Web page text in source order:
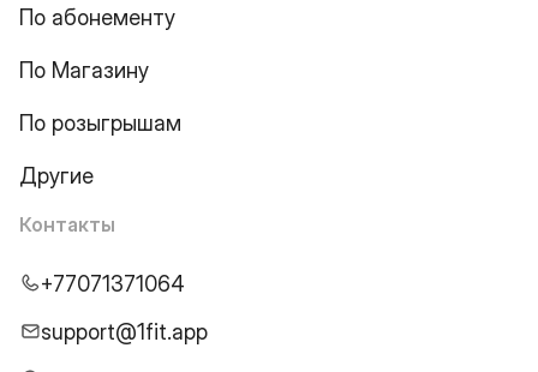
По абонементу
По Магазину
По розыгрышам
Другие
Контакты
+77071371064
support@1fit.app